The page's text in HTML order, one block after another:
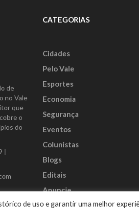
de
no Vale
que
o
do
|
CATEGORIAS
Cidades
Pelo Vale
Esportes
Economia
Segurança
Eventos
Colunistas
Blogs
Editais
Anuncie
de uso e garantir uma melhor